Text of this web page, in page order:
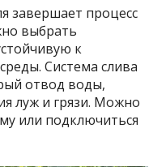
завершает процесс
выбрать
к
Система слива
отвод воды,
луж и грязи. Можно
или подключиться